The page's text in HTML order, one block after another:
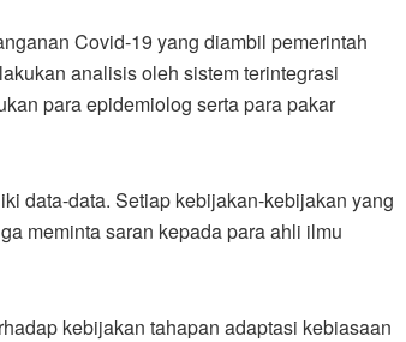
Covid-19 yang diambil pemerintah
analisis oleh sistem terintegrasi
para epidemiolog serta para pakar
data-data. Setiap kebijakan-kebijakan yang
meminta saran kepada para ahli ilmu
kebijakan tahapan adaptasi kebiasaan